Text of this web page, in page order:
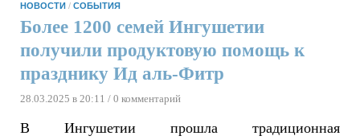
НОВОСТИ / СОБЫТИЯ
Более 1200 семей Ингушетии
получили продуктовую помощь к
празднику Ид аль-Фитр
28.03.2025 в 20:11 / 0 комментарий
В Ингушетии прошла традиционная